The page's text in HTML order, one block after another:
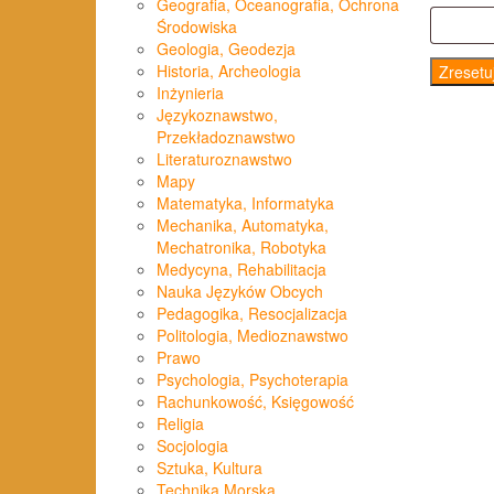
Geografia, Oceanografia, Ochrona
Środowiska
Geologia, Geodezja
Historia, Archeologia
Inżynieria
Językoznawstwo,
Przekładoznawstwo
Literaturoznawstwo
Mapy
Matematyka, Informatyka
Mechanika, Automatyka,
Mechatronika, Robotyka
Medycyna, Rehabilitacja
Nauka Języków Obcych
Pedagogika, Resocjalizacja
Politologia, Medioznawstwo
Prawo
Psychologia, Psychoterapia
Rachunkowość, Księgowość
Religia
Socjologia
Sztuka, Kultura
Technika Morska